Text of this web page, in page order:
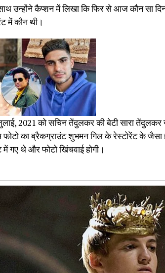
उन्होंने कैप्शन में लिखा कि फिर से आज कौन सा
में कौन थी।
2021 को सचिन तेंदुलकर की बेटी सारा
फोटो का ब्रैकग्राउंट शुभमन गिल के रेस्टोरेंट के जैसा
में गए थे और फोटो खिंचवाई होगी।